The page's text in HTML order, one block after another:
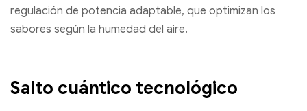
regulación de potencia adaptable, que optimizan los
sabores según la humedad del aire.
Salto cuántico tecnológico